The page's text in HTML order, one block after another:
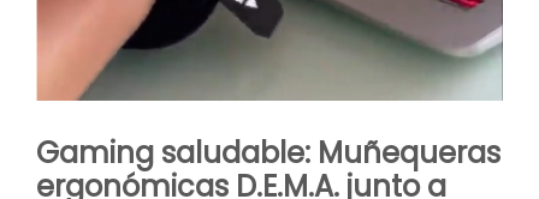
Gaming saludable: Muñequeras
ergonómicas D.E.M.A. junto a